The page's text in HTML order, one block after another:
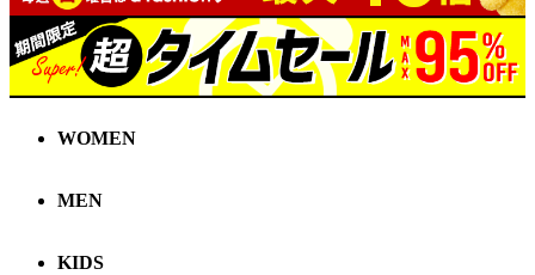
WOMEN
MEN
KIDS